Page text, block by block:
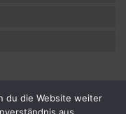
du die Website weiter